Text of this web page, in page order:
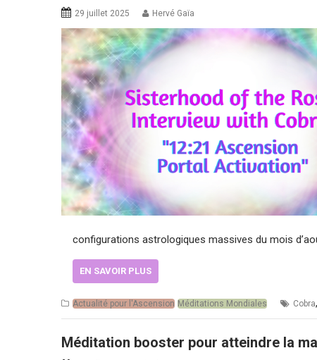
29 juillet 2025 Hervé Gaïa
configurations astrologiques massives du mois
EN SAVOIR PLUS
Actualité pour l'Ascension Méditations Mondiales Cobra,
Méditation booster pour atteindre la